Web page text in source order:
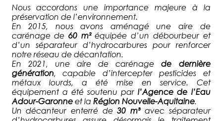
Nous accordons une importance majeure à la
préservation de l’environnement.
En 2015, nous avons aménagé une aire de
carénage de 60 m²équipée d’un débourbeur et
d’un séparateur d’hydrocarbures pour renforcer
notre réseau de décantation.
En 2021, une aire de carénagede dernière
génération , capable d’intercepter pesticides et
métaux lourds, a été mise en service. Cet
équipement a été soutenu parl’Agence de l’Eau
Adour-Garonneet la Région Nouvelle-Aquitaine.
Un décanteur enterré de30 m³avec séparateur